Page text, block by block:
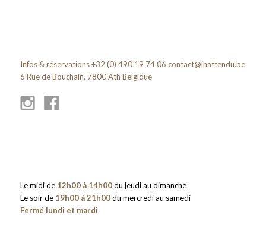
Infos & réservations +32 (0) 490 19 74 06 contact@inattendu.be
6 Rue de Bouchain, 7800 Ath Belgique
Le midi de 12h00 à 14h00du jeudi au dimanche
Le soir de 19h00 à 21h00du mercredi au samedi
Fermé lundi et mardi